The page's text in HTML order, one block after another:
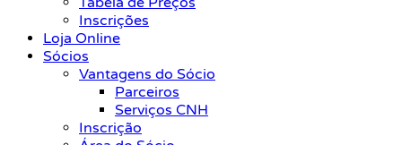
Inscrições
Loja Online
Sócios
Vantagens do Sócio
Parceiros
Serviços CNH
Inscrição